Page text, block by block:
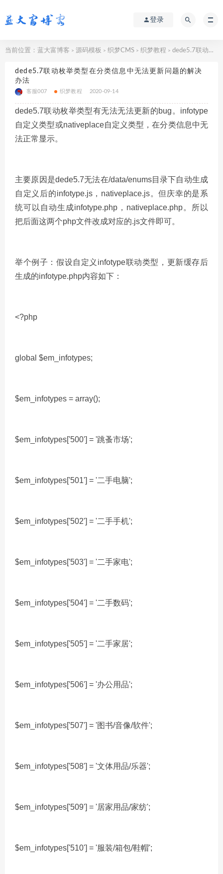
登录
当前位置： 蓝大富博客 > 源码模板 > 织梦CMS > 织梦教程 > dede5.7联动枚举类型在分类信息中无法更新问题的解决办法
dede5.7联动枚举类型在分类信息中无法更新问题的解决
办法
客服007 织梦教程 2020-09-14
dede5.7联动枚举类型有无法无法更新的bug。infotype
自定义类型或nativeplace自定义类型，在分类信息中无
法正常显示。
主要原因是dede5.7无法在/data/enums目录下自动生成
自定义后的infotype.js，nativeplace.js。但庆幸的是系
统可以自动生成infotype.php，nativeplace.php。所以
把后面这两个php文件改成对应的.js文件即可。
举个例子：假设自定义infotype联动类型，更新缓存后
生成的infotype.php内容如下：
<?php
global $em_infotypes;
$em_infotypes = array();
$em_infotypes['500'] = '跳蚤市场';
$em_infotypes['501'] = '二手电脑';
$em_infotypes['502'] = '二手手机';
$em_infotypes['503'] = '二手家电';
$em_infotypes['504'] = '二手数码';
$em_infotypes['505'] = '二手家居';
$em_infotypes['506'] = '办公用品';
$em_infotypes['507'] = '图书/音像/软件';
$em_infotypes['508'] = '文体用品/乐器';
$em_infotypes['509'] = '居家用品/家纺';
$em_infotypes['510'] = '服装/箱包/鞋帽';